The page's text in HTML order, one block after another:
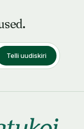
Telli uudiskiri